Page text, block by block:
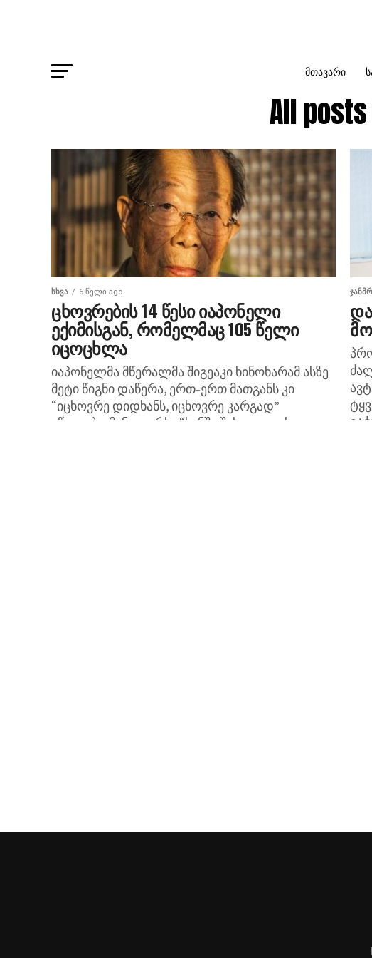
ᲛᲗᲐᲕᲐᲠᲘ
All
ᲡᲮᲕᲐ 6 წელი ago
ცხოვრების 14 წესი იაპონელი
ექიმისგან, რომელმაც 105 წელი
იცოცხლა
იაპონელმა მწერალმა შიგეაკი ხინოხარამ ასზე
მეტი წიგნი დაწერა, ერთ-ერთ მათგანს კი
“იცხოვრე დიდხანს, იცხოვრე კარგად”
ეწოდება. მან დაარსა “ხანში შესულთა ახალი